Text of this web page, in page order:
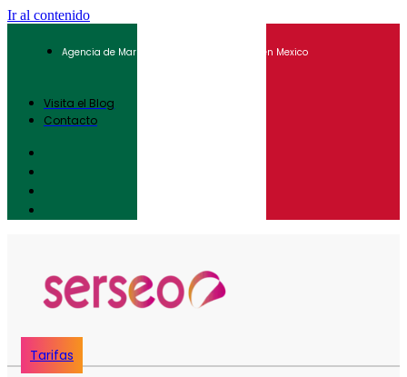
Ir al contenido
Agencia de Marketing Digital para Pymes en Mexico
Visita el Blog
Contacto
Tarifas